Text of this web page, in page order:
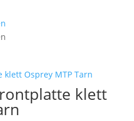
klett